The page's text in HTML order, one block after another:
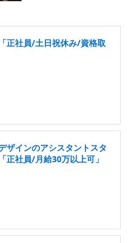
正社員/土日祝休み/資格取
ザインのアシスタントスタ
正社員/月給30万以上可」